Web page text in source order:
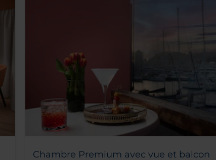
Chambre Premium avec vue et balcon